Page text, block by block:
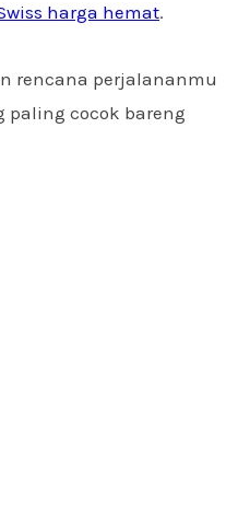
harga hemat.
rencana perjalananmu
paling cocok bareng